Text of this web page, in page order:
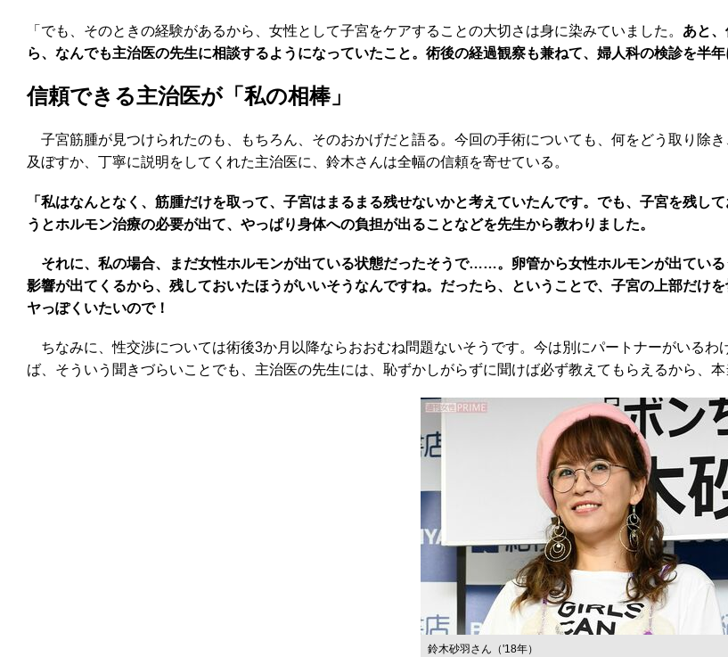
「でも、そのときの経験があるから、女性として子宮をケアすることの大切さは身に染みていました。 あと
ら、なんでも主治医の先生に相談するようになっていたこと。術後の経過観察も兼ねて、婦人科の検診を半
信頼できる主治医が「私の相棒」
子宮筋腫が見つけられたのも、もちろん、そのおかげだと語る。今回の手術についても、何をどう取り除
及ぼすか、丁寧に説明をしてくれた主治医に、鈴木さんは全幅の信頼を寄せている。
「私はなんとなく、筋腫だけを取って、子宮はまるまる残せないかと考えていたんです。でも、子宮を残し
うとホルモン治療の必要が出て、やっぱり身体への負担が出ることなどを先生から教わりました。
それに、私の場合、まだ女性ホルモンが出ている状態だったそうで……。卵管から女性ホルモンが出てい
影響が出てくるから、残しておいたほうがいいそうなんですね。だったら、ということで、子宮の上部だけ
ヤっぽくいたいので！
ちなみに、性交渉については術後3か月以降ならおおむね問題ないそうです。今は別にパートナーがいるわ
ば、そういう聞きづらいことでも、主治医の先生には、恥ずかしがらずに聞けば必ず教えてもらえるから、本
鈴木砂羽さん（'18年）